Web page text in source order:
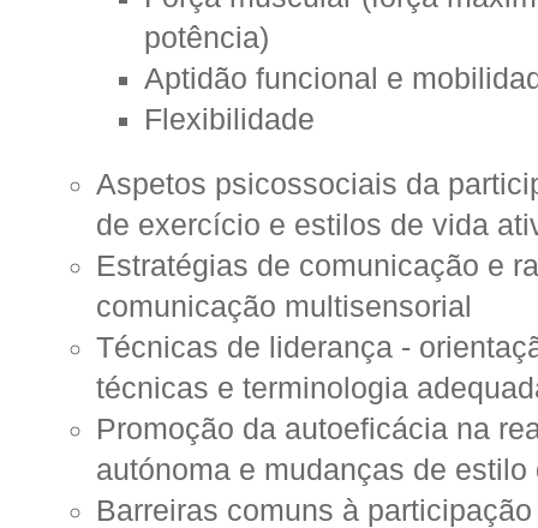
potência)
Aptidão funcional e
Flexibilidade
Aspetos psicossociais da
de exercício e estilos de vida
Estratégias de comunicação e
comunicação multisensorial
Técnicas de liderança -
técnicas e terminologia
Promoção da autoeficácia na
autónoma e mudanças de estilo
Barreiras comuns à